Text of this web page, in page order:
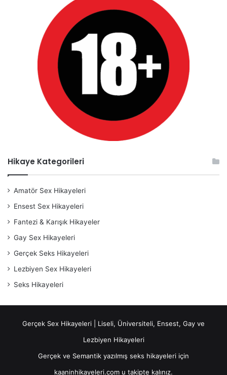
Hikaye Kategorileri
Amatör Sex Hikayeleri
Ensest Sex Hikayeleri
Fantezi & Karışık Hikayeler
Gay Sex Hikayeleri
Gerçek Seks Hikayeleri
Lezbiyen Sex Hikayeleri
Seks Hikayeleri
Gerçek Sex Hikayeleri | Liseli, Üniversiteli, Ensest, Gay ve
Lezbiyen Hikayeleri
Gerçek ve Semantik yazılmış seks hikayeleri için
kaaninhikayeleri.com u takipte kalınız.